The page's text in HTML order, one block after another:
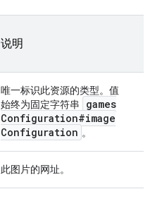
说明
唯一标识此资源的类型。值
始终为固定字符串
games
Configuration#image
Configuration 。
此图片的网址。